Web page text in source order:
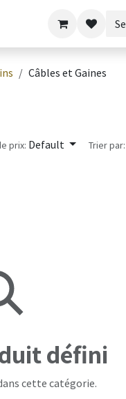
Câbles et Gaines
prix: Default Trier par:
défini
cette catégorie.